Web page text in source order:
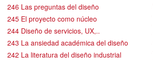
246 Las preguntas del diseño
245 El proyecto como núcleo
244 Diseño de servicios, UX,..
243 La ansiedad académica del diseño
242 La literatura del diseño industrial